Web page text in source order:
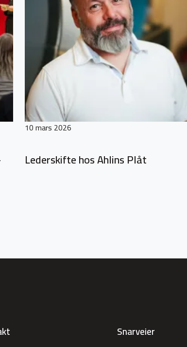
10 mars 2026
Lederskifte hos Ahlins Plåt
Snarveier